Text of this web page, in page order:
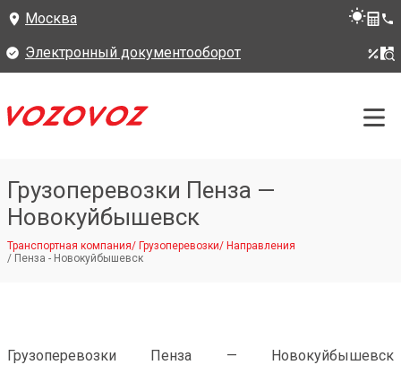
Москва
Электронный документооборот
Грузоперевозки Пенза —
Новокуйбышевск
Транспортная компания/ Грузоперевозки/ Направления
/ Пенза - Новокуйбышевск
Грузоперевозки Пенза — Новокуйбышевск